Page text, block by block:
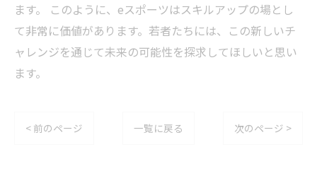
ます。 このように、eスポーツはスキルアップの場とし
て非常に価値があります。若者たちには、この新しいチ
ャレンジを通じて未来の可能性を探求してほしいと思い
ます。
< 前のページ 一覧に戻る 次のページ >